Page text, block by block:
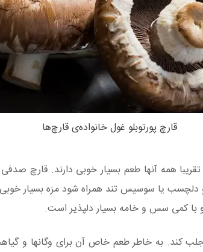
قارچ پورتوبلو غول خانواده‌ی قارچ‌ها
تقریبا همه آنها طعم بسیار خوبی دارند. قارچ
دلچسب یا سوسیس تند همراه شود مزه بسیار
با کمی سس و خامه بسیار دلپذیر است.
جلب کند. به خاطر طعم خاص آن برای وگانها و